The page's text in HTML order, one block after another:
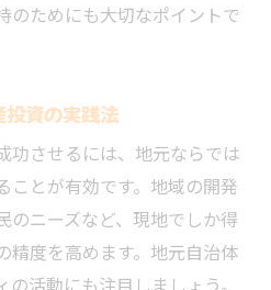
のためにも大切なポイントで
資の実践法
功させるには、地元ならでは
ことが有効です。地域の開発
のニーズなど、現地でしか得
精度を高めます。地元自治体